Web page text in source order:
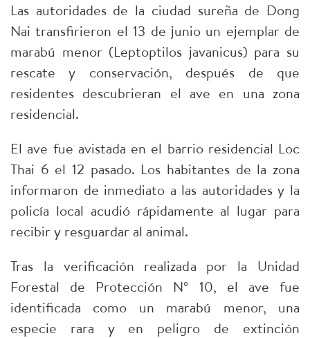
Las autoridades de la ciudad sureña de Dong
Nai transfirieron el 13 de junio un ejemplar de
marabú menor (Leptoptilos javanicus) para su
rescate y conservación, después de que
residentes descubrieran el ave en una zona
residencial.
El ave fue avistada en el barrio residencial Loc
Thai 6 el 12 pasado. Los habitantes de la zona
informaron de inmediato a las autoridades y la
policía local acudió rápidamente al lugar para
recibir y resguardar al animal.
Tras la verificación realizada por la Unidad
Forestal de Protección Nº 10, el ave fue
identificada como un marabú menor, una
especie rara y en peligro de extinción